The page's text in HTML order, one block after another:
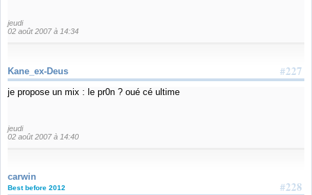
jeudi
02 août 2007 à 14:34
#227
Kane_ex-Deus
je propose un mix : le pr0n ? oué cé ultime
jeudi
02 août 2007 à 14:40
carwin
#228
Best before 2012